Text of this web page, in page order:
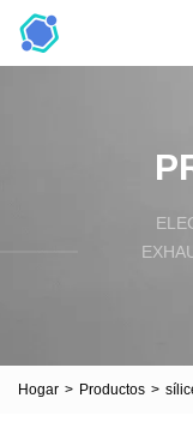
Hogar > Productos >